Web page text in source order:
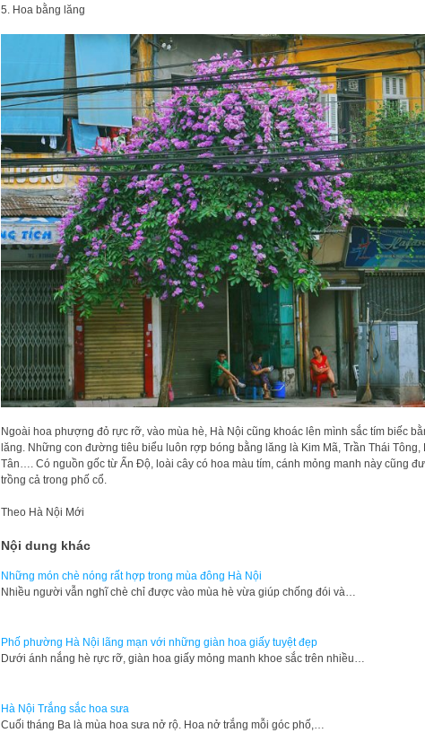
5. Hoa bằng lăng
Ngoài hoa phượng đỏ rực rỡ, vào mùa hè, Hà Nội cũng khoác lên mình sắc tím biếc
lăng. Những con đường tiêu biểu luôn rợp bóng bằng lăng là Kim Mã, Trần Thái Tông,
Tân…. Có nguồn gốc từ Ấn Độ, loài cây có hoa màu tím, cánh mỏng manh này cũng
trồng cả trong phố cổ.
Theo Hà Nội Mới
Nội dung khác
Những món chè nóng rất hợp trong mùa đông Hà Nội
Nhiều người vẫn nghĩ chè chỉ được vào mùa hè vừa giúp chống đói và…
Phố phường Hà Nội lãng mạn với những giàn hoa giấy tuyệt đẹp
Dưới ánh nắng hè rực rỡ, giàn hoa giấy mỏng manh khoe sắc trên nhiều…
Hà Nội Trắng sắc hoa sưa
Cuối tháng Ba là mùa hoa sưa nở rộ. Hoa nở trắng mỗi góc phố,…